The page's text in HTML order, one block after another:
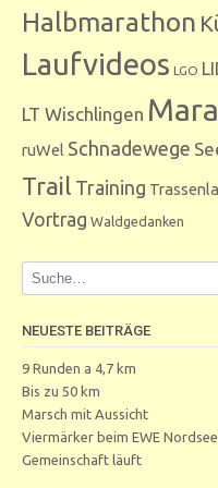
Halbmarathon
Laufvideos LGO
LT Wischlingen
ruWel Schnadewege
Trail Training
Vortrag Waldgedanken
NEUESTE BEITRÄGE
9 Runden a 4,7 km
Bis zu 50 km
Marsch mit Aussicht
Viermärker beim EWE
Gemeinschaft läuft